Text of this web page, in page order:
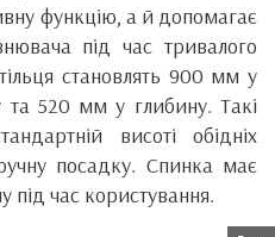
функцію, а й допомагає
під час тривалого
становлять 900 мм у
520 мм у глибину. Такі
висоті обідніх
посадку. Спинка має
час користування.